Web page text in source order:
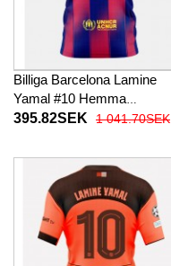
Billiga Barcelona Lamine
Yamal #10 Hemma
fotbollskläder 2025-26
395.82SEK 1 041.70SEK